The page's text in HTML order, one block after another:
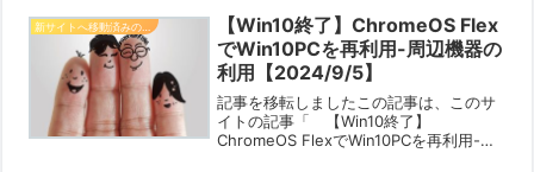
【Win10終了】ChromeOS Flex
でWin10PCを再利用-周辺機器の
利用【2024/9/5】
記事を移転しましたこの記事は、このサ
イトの記事「 【Win10終了】
ChromeOS FlexでWin10PCを再利用-周